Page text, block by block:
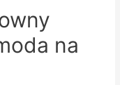
na